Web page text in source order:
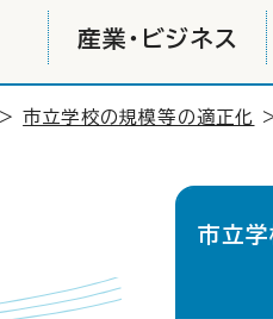
産業・ビジネス
>市立学校の規模等の適正化
市立